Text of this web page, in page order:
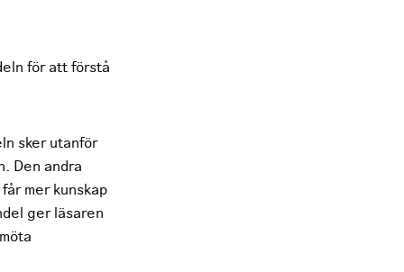
för att förstå
sker utanför
Den andra
mer kunskap
ger läsaren